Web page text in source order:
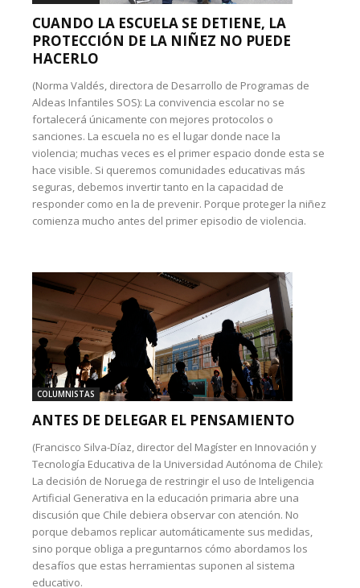
CUANDO LA ESCUELA SE DETIENE, LA
PROTECCIÓN DE LA NIÑEZ NO PUEDE
HACERLO
(Norma Valdés, directora de Desarrollo de Programas de
Aldeas Infantiles SOS): La convivencia escolar no se
fortalecerá únicamente con mejores protocolos o
sanciones. La escuela no es el lugar donde nace la
violencia; muchas veces es el primer espacio donde esta se
hace visible. Si queremos comunidades educativas más
seguras, debemos invertir tanto en la capacidad de
responder como en la de prevenir. Porque proteger la niñez
comienza mucho antes del primer episodio de violencia.
COLUMNISTAS
ANTES DE DELEGAR EL PENSAMIENTO
(Francisco Silva-Díaz, director del Magíster en Innovación y
Tecnología Educativa de la Universidad Autónoma de Chile):
La decisión de Noruega de restringir el uso de Inteligencia
Artificial Generativa en la educación primaria abre una
discusión que Chile debiera observar con atención. No
porque debamos replicar automáticamente sus medidas,
sino porque obliga a preguntarnos cómo abordamos los
desafíos que estas herramientas suponen al sistema
educativo.